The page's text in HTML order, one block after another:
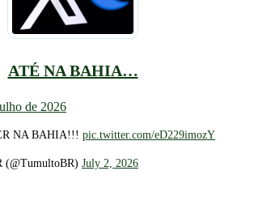
ATÉ NA BAHIA…
de 2026
NA BAHIA!!! pic.twitter.com/eD229imozY
July 2, 2026